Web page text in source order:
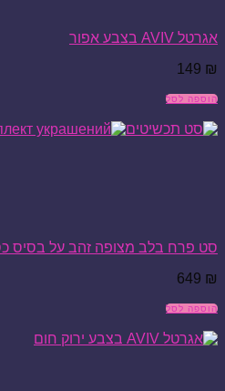
אגרטל AVIV בצבע אפור
149 ₪
הוספה לסל
סט פרח בלב מצופה זהב על בסיס כסף
649 ₪
הוספה לסל